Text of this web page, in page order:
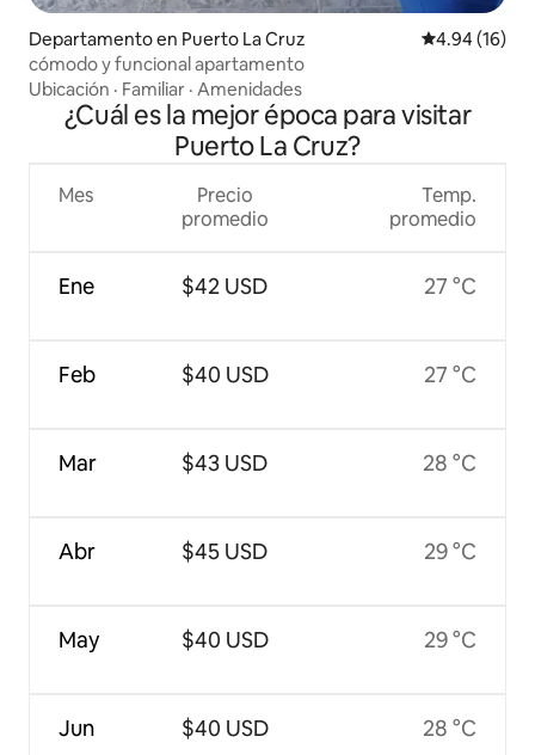
Departamento en Puerto La Cruz Calificación
4.94 (16)
cómodo y funcional apartamento
Ubicación · Familiar · Amenidades
¿Cuál es la mejor época para visitar
Puerto La Cruz?
Mes
Ene
Feb
Mar
Abr
May
Jun
Precio
promedio
$42 USD
$40 USD
$43 USD
$45 USD
$40 USD
$40 USD
Temp.
promedio
27 °C
27 °C
28 °C
29 °C
29 °C
28 °C